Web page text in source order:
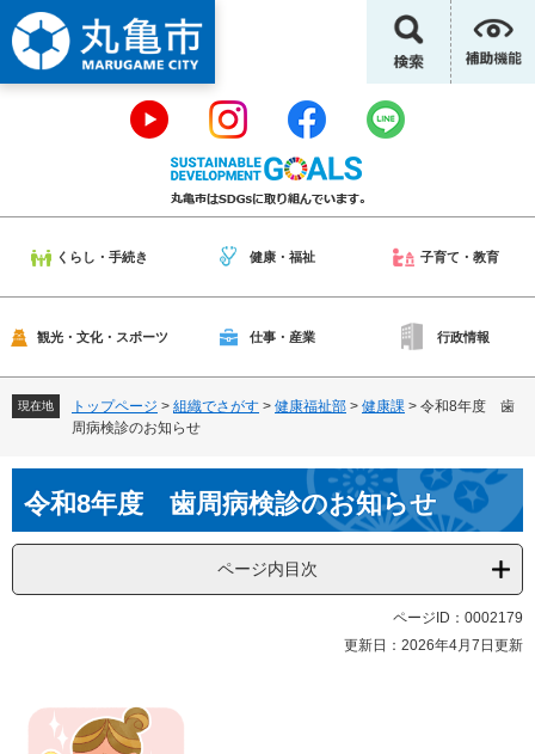
ー
ジ
の
。
ニ
ュ
ー
て
くらし・手続き 健康・福祉 子育て・教育
観光・文化・スポーツ 仕事・産業 行政情報
現在地 トップページ > 組織でさがす > 健康福祉部 > 健康課 > 令和8年度 歯
周病検診のお知らせ
文令和8年度 歯周病検診のお知らせ
ページ内目次
ページID：0002179
更新日：2026年4月7日更新